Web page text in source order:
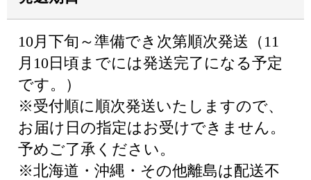
10月下旬～準備でき次第順次発送（11
月10日頃までには発送完了になる予定
です。）
※受付順に順次発送いたしますので、
お届け日の指定はお受けできません。
予めご了承ください。
※北海道・沖縄・その他離島は配送不